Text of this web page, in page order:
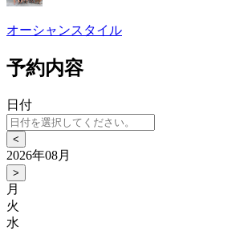
オーシャンスタイル
予約内容
日付
<
2026年08月
>
月
火
水